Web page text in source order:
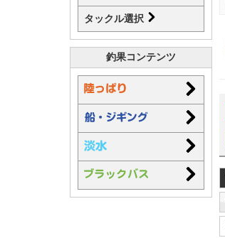
タックル選択
釣果コンテンツ